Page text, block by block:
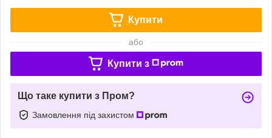
Купити
або
Купити з
Що таке купити з Пром?
Замовлення під захистом